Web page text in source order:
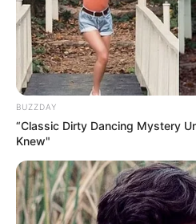
son entraîneur rappelle
lorsqu’il peut animer les
bon et la distance idéale.
capable d’une énorme
BUZZDAY
“Classic Dirty Dancing Mystery
Knew"